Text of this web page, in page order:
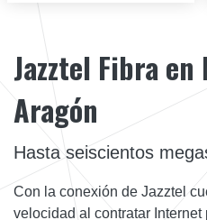
Jazztel Fibra en
Aragón
Hasta seiscientos
Con la conexión de Jazztel
velocidad al contratar